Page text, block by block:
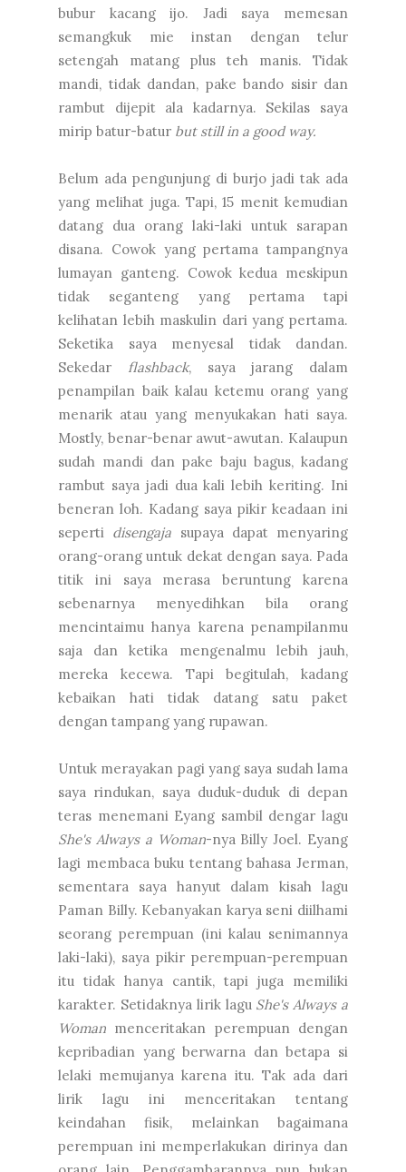
bubur kacang ijo. Jadi saya memesan
semangkuk mie instan dengan telur
setengah matang plus teh manis. Tidak
mandi, tidak dandan, pake bando sisir dan
rambut dijepit ala kadarnya. Sekilas saya
mirip batur-batur but still in a good way.
Belum ada pengunjung di burjo jadi tak ada
yang melihat juga. Tapi, 15 menit kemudian
datang dua orang laki-laki untuk sarapan
disana. Cowok yang pertama tampangnya
lumayan ganteng. Cowok kedua meskipun
tidak seganteng yang pertama tapi
kelihatan lebih maskulin dari yang pertama.
Seketika saya menyesal tidak dandan.
Sekedar flashback, saya jarang dalam
penampilan baik kalau ketemu orang yang
menarik atau yang menyukakan hati saya.
Mostly, benar-benar awut-awutan. Kalaupun
sudah mandi dan pake baju bagus, kadang
rambut saya jadi dua kali lebih keriting. Ini
beneran loh. Kadang saya pikir keadaan ini
seperti disengaja supaya dapat menyaring
orang-orang untuk dekat dengan saya. Pada
titik ini saya merasa beruntung karena
sebenarnya menyedihkan bila orang
mencintaimu hanya karena penampilanmu
saja dan ketika mengenalmu lebih jauh,
mereka kecewa. Tapi begitulah, kadang
kebaikan hati tidak datang satu paket
dengan tampang yang rupawan.
Untuk merayakan pagi yang saya sudah lama
saya rindukan, saya duduk-duduk di depan
teras menemani Eyang sambil dengar lagu
She's Always a Woman-nya Billy Joel. Eyang
lagi membaca buku tentang bahasa Jerman,
sementara saya hanyut dalam kisah lagu
Paman Billy. Kebanyakan karya seni diilhami
seorang perempuan (ini kalau senimannya
laki-laki), saya pikir perempuan-perempuan
itu tidak hanya cantik, tapi juga memiliki
karakter. Setidaknya lirik lagu She's Always a
Woman menceritakan perempuan dengan
kepribadian yang berwarna dan betapa si
lelaki memujanya karena itu. Tak ada dari
lirik lagu ini menceritakan tentang
keindahan fisik, melainkan bagaimana
perempuan ini memperlakukan dirinya dan